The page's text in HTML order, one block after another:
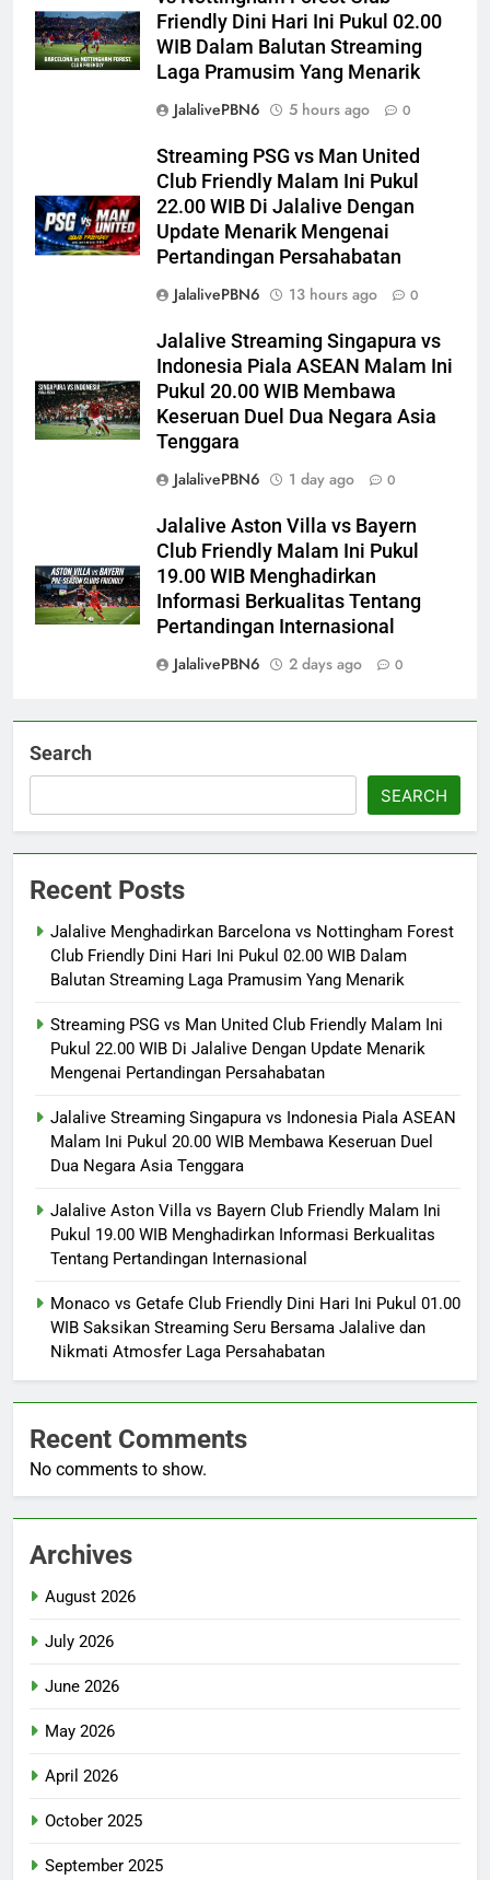
Friendly Dini Hari Ini Pukul 02.00
WIB Dalam Balutan Streaming
Laga Pramusim Yang Menarik
JalalivePBN6
5 hours ago 0
Streaming PSG vs Man United
Club Friendly Malam Ini Pukul
22.00 WIB Di Jalalive Dengan
Update Menarik Mengenai
Pertandingan Persahabatan
JalalivePBN6
13 hours ago 0
Jalalive Streaming Singapura vs
Indonesia Piala ASEAN Malam Ini
Pukul 20.00 WIB Membawa
Keseruan Duel Dua Negara Asia
Tenggara
JalalivePBN6
1 day ago 0
Jalalive Aston Villa vs Bayern
Club Friendly Malam Ini Pukul
19.00 WIB Menghadirkan
Informasi Berkualitas Tentang
Pertandingan Internasional
JalalivePBN6
2 days ago 0
Search
SEARCH
Recent Posts
Jalalive Menghadirkan Barcelona vs Nottingham Forest
Club Friendly Dini Hari Ini Pukul 02.00 WIB Dalam
Balutan Streaming Laga Pramusim Yang Menarik
Streaming PSG vs Man United Club Friendly Malam Ini
Pukul 22.00 WIB Di Jalalive Dengan Update Menarik
Mengenai Pertandingan Persahabatan
Jalalive Streaming Singapura vs Indonesia Piala ASEAN
Malam Ini Pukul 20.00 WIB Membawa Keseruan Duel
Dua Negara Asia Tenggara
Jalalive Aston Villa vs Bayern Club Friendly Malam Ini
Pukul 19.00 WIB Menghadirkan Informasi Berkualitas
Tentang Pertandingan Internasional
Monaco vs Getafe Club Friendly Dini Hari Ini Pukul 01.00
WIB Saksikan Streaming Seru Bersama Jalalive dan
Nikmati Atmosfer Laga Persahabatan
Recent Comments
No comments to show.
Archives
August 2026
July 2026
June 2026
May 2026
April 2026
October 2025
September 2025